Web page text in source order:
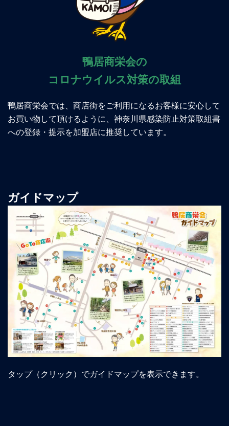
鴨居商栄会の
コロナウイルス対策の取組
鴨居商栄会では、商店街をご利用になるお客様に安心して
お買い物して頂けるように、神奈川県感染防止対策取組書
への登録・提示を加盟店に推奨しています。
ガイドマップ
タップ（クリック）でガイドマップを表示できます。